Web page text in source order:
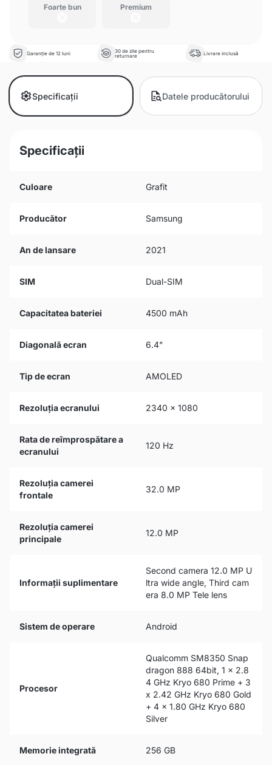
Foarte bun Premium
Garanție de 12 luni
30 de zile pentru
returnare
Livrare inclusă
Specificații Datele producătorului
Specificații
Culoare Grafit
Producător Samsung
An de lansare 2021
SIM Dual-SIM
Capacitatea bateriei 4500 mAh
Diagonală ecran 6.4"
Tip de ecran AMOLED
Rezoluția ecranului 2340 x 1080
Rata de reîmprospătare a
ecranului
120 Hz
Rezoluția camerei
frontale
32.0 MP
Rezoluția camerei
principale
12.0 MP
Informații suplimentare
Second camera 12.0 MP U
ltra wide angle, Third cam
era 8.0 MP Tele lens
Sistem de operare Android
Procesor
Qualcomm SM8350 Snap
dragon 888 64bit, 1 x 2.8
4 GHz Kryo 680 Prime + 3
x 2.42 GHz Kryo 680 Gold
+ 4 x 1.80 GHz Kryo 680
Silver
Memorie integrată 256 GB